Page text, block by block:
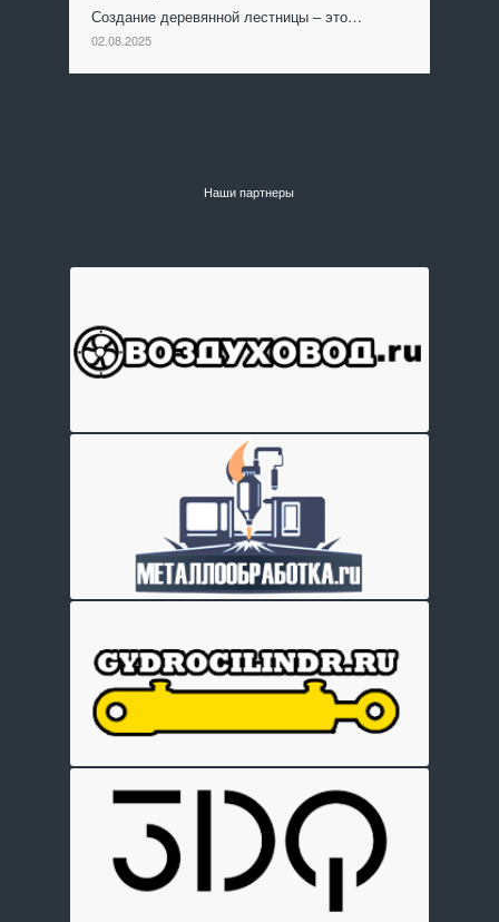
Создание деревянной лестницы – это…
02.08.2025
Наши партнеры